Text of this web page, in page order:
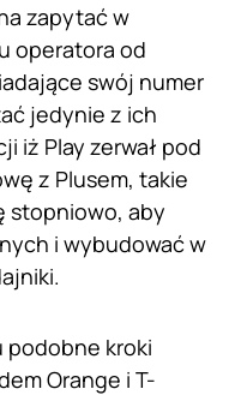
zapytać w
operatora od
swój numer
jedynie z ich
iż Play zerwał pod
z Plusem, takie
stopniowo, aby
i wybudować w
podobne kroki
Orange i T-